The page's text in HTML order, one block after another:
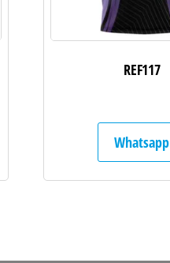
REF117
Whatsapp